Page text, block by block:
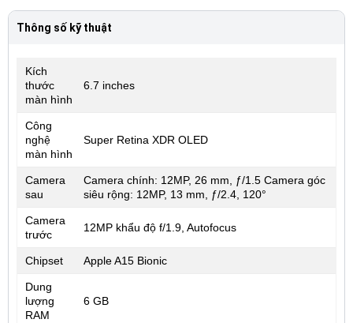
Thông số kỹ thuật
Kích
thước
màn hình
6.7 inches
Công
nghệ
màn hình
Super Retina XDR OLED
Camera
sau
Camera chính: 12MP, 26 mm, ƒ/1.5 Camera góc
siêu rộng: 12MP, 13 mm, ƒ/2.4, 120°
Camera
trước
12MP khẩu độ f/1.9, Autofocus
Chipset Apple A15 Bionic
Dung
lượng
RAM
6 GB